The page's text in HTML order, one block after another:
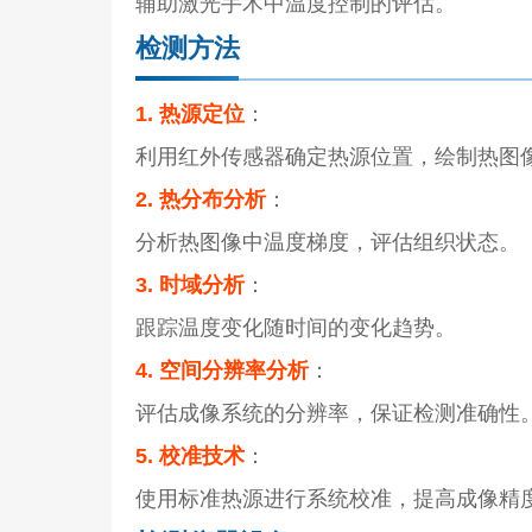
检测方法
1. 热源定位 ：
利用红外传感器确定热源位置，绘制热图
2. 热分布分析：
分析热图像中温度梯度，评估组织状态。
3. 时域分析：
跟踪温度变化随时间的变化趋势。
4. 空间分辨率分析：
评估成像系统的分辨率，保证检测准确性。
5. 校准技术 ：
使用标准热源进行系统校准，提高成像精